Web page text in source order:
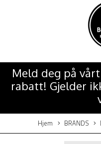
Meld deg på
rabatt! Gjelder
Hjem BRANDS